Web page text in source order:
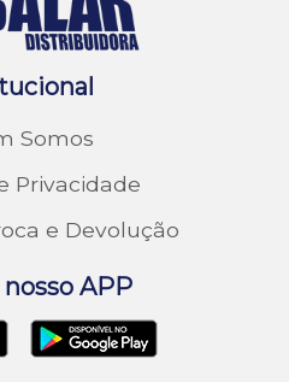
Somos
Privacidade
e Devolução
APP